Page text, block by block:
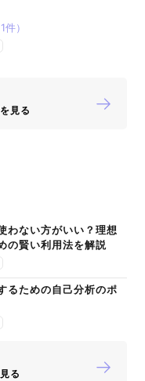
1件）
見る
わない方がいい？理想
の賢い利用法を解説
るための自己分析のポ
る